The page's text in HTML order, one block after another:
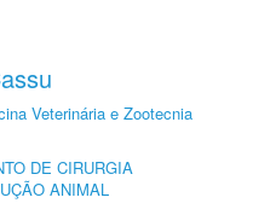
Veterinária e Zootecnia
DE CIRURGIA
ANIMAL